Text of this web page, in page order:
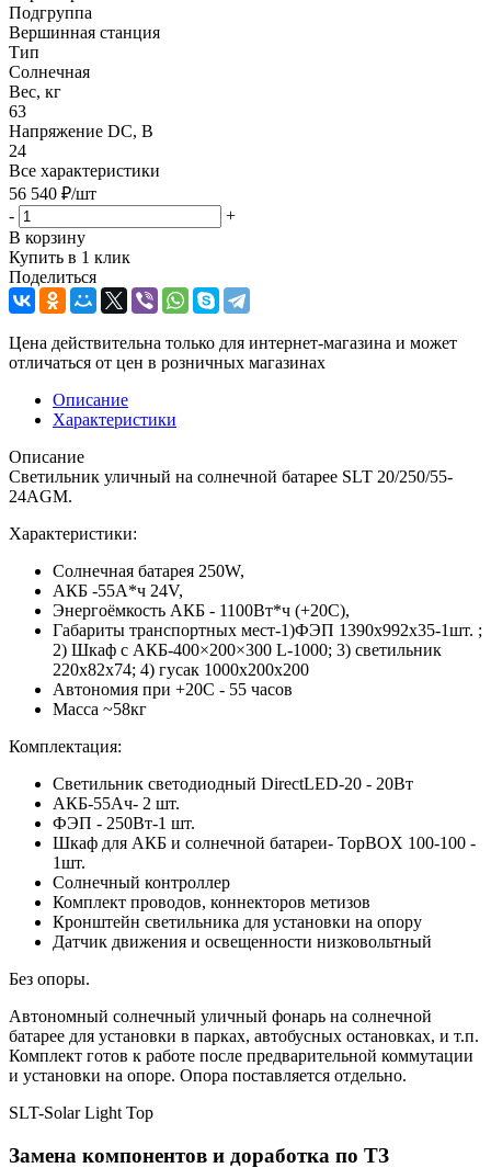
Подгруппа
Вершинная станция
Тип
Солнечная
Вес, кг
63
Напряжение DC, В
24
Все характеристики
56 540 ₽/шт
-
+
В корзину
Купить в 1 клик
Поделиться
Цена действительна только для интернет-магазина и может
отличаться от цен в розничных магазинах
Описание
Характеристики
Описание
Светильник уличный на солнечной батарее SLT 20/250/55-
24AGM.
Характеристики:
Солнечная батарея 250W,
АКБ -55А*ч 24V,
Энергоёмкость АКБ - 1100Вт*ч (+20С),
Габариты транспортных мест-1)ФЭП 1390x992x35-1шт. ;
2) Шкаф с АКБ-400×200×300 L-1000; 3) светильник
220x82x74; 4) гусак 1000х200х200
Автономия при +20С - 55 часов
Масса ~58кг
Комплектация:
Светильник светодиодный DirectLED-20 - 20Вт
АКБ-55Ач- 2 шт.
ФЭП - 250Вт-1 шт.
Шкаф для АКБ и солнечной батареи- TopBOX 100-100 -
1шт.
Солнечный контроллер
Комплект проводов, коннекторов метизов
Кронштейн светильника для установки на опору
Датчик движения и освещенности низковольтный
Без опоры.
Автономный солнечный уличный фонарь на солнечной
батарее для установки в парках, автобусных остановках, и т.п.
Комплект готов к работе после предварительной коммутации
и установки на опоре. Опора поставляется отдельно.
SLT-Solar Light Top
Замена компонентов и доработка по ТЗ